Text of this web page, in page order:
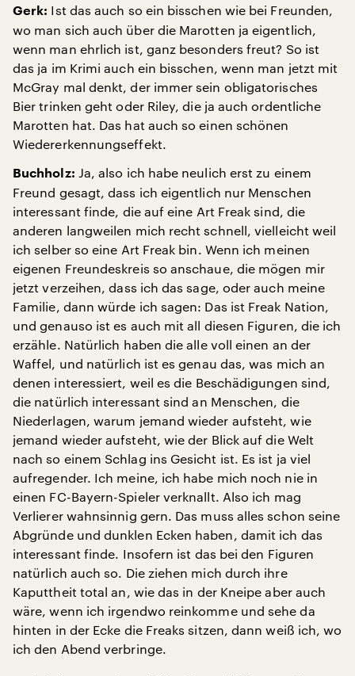
Gerk: Ist das auch so ein bisschen wie bei Freunden,
wo man sich auch über die Marotten ja eigentlich,
wenn man ehrlich ist, ganz besonders freut? So ist
das ja im Krimi auch ein bisschen, wenn man jetzt mit
McGray mal denkt, der immer sein obligatorisches
Bier trinken geht oder Riley, die ja auch ordentliche
Marotten hat. Das hat auch so einen schönen
Wiedererkennungseffekt.
Buchholz: Ja, also ich habe neulich erst zu einem
Freund gesagt, dass ich eigentlich nur Menschen
interessant finde, die auf eine Art Freak sind, die
anderen langweilen mich recht schnell, vielleicht weil
ich selber so eine Art Freak bin. Wenn ich meinen
eigenen Freundeskreis so anschaue, die mögen mir
jetzt verzeihen, dass ich das sage, oder auch meine
Familie, dann würde ich sagen: Das ist Freak Nation,
und genauso ist es auch mit all diesen Figuren, die ich
erzähle. Natürlich haben die alle voll einen an der
Waffel, und natürlich ist es genau das, was mich an
denen interessiert, weil es die Beschädigungen sind,
die natürlich interessant sind an Menschen, die
Niederlagen, warum jemand wieder aufsteht, wie
jemand wieder aufsteht, wie der Blick auf die Welt
nach so einem Schlag ins Gesicht ist. Es ist ja viel
aufregender. Ich meine, ich habe mich noch nie in
einen FC-Bayern-Spieler verknallt. Also ich mag
Verlierer wahnsinnig gern. Das muss alles schon seine
Abgründe und dunklen Ecken haben, damit ich das
interessant finde. Insofern ist das bei den Figuren
natürlich auch so. Die ziehen mich durch ihre
Kaputtheit total an, wie das in der Kneipe aber auch
wäre, wenn ich irgendwo reinkomme und sehe da
hinten in der Ecke die Freaks sitzen, dann weiß ich, wo
ich den Abend verbringe.